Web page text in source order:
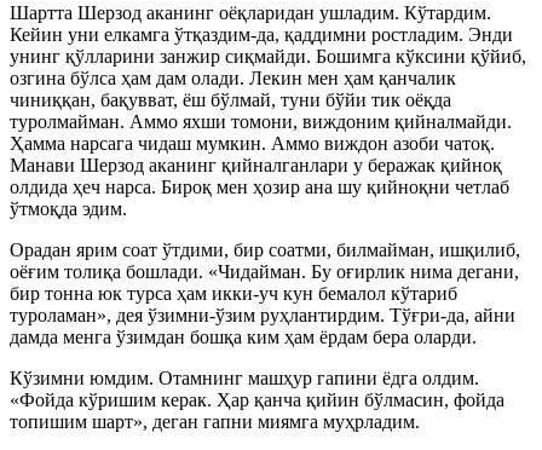
Шартта Шерзод аканинг оёқларидан ушладим. Кўтардим.
Кейин уни елкамга ўтқаздим-да, қаддимни ростладим. Энди
унинг қўлларини занжир сиқмайди. Бошимга кўксини қўйиб,
озгина бўлса ҳам дам олади. Лекин мен ҳам қанчалик
чиниққан, бақувват, ёш бўлмай, туни бўйи тик оёқда
туролмайман. Аммо яхши томони, виждоним қийналмайди.
Ҳамма нарсага чидаш мумкин. Аммо виждон азоби чатоқ.
Манави Шерзод аканинг қийналганлари у беражак қийноқ
олдида ҳеч нарса. Бироқ мен ҳозир ана шу қийноқни четлаб
ўтмоқда эдим.
Орадан ярим соат ўтдими, бир соатми, билмайман, ишқилиб,
оёғим толиқа бошлади. «Чидайман. Бу оғирлик нима дегани,
бир тонна юк турса ҳам икки-уч кун бемалол кўтариб
туроламан», дея ўзимни-ўзим руҳлантирдим. Тўғри-да, айни
дамда менга ўзимдан бошқа ким ҳам ёрдам бера оларди.
Кўзимни юмдим. Отамнинг машҳур гапини ёдга олдим.
«Фойда кўришим керак. Ҳар қанча қийин бўлмасин, фойда
топишим шарт», деган гапни миямга муҳрладим.